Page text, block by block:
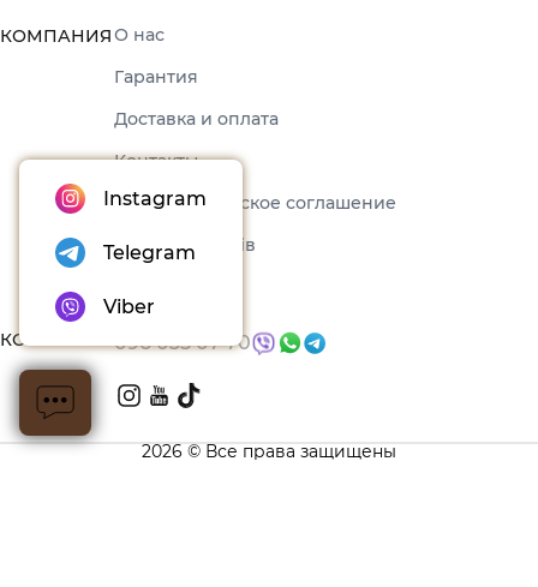
КОМПАНИЯО нас
Гарантия
Доставка и оплата
Контакты
Пользовательское соглашение
Набори товарів
КОНТАКТЫ 096 035 07 70
2026 © Все права защищены